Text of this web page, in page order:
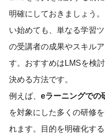
明確にしておきましょう
い始めても、単なる学習
の受講者の成果やスキル
す。おすすめはLMSを検
決める方法です。
例えば、 eラーニングでの
を対象にした多くの研修
れます。目的を明確化する